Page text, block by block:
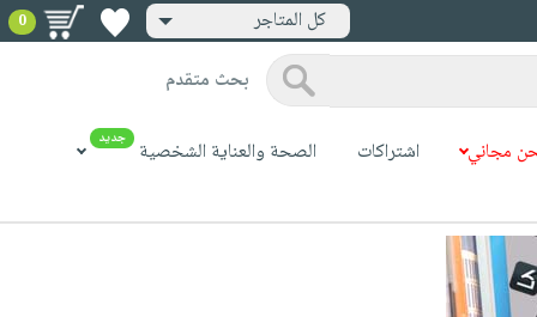
كل المتاجر 0
بحث متقدم
مجاني اشتراكات الصحة والعناية الشخصية جديد